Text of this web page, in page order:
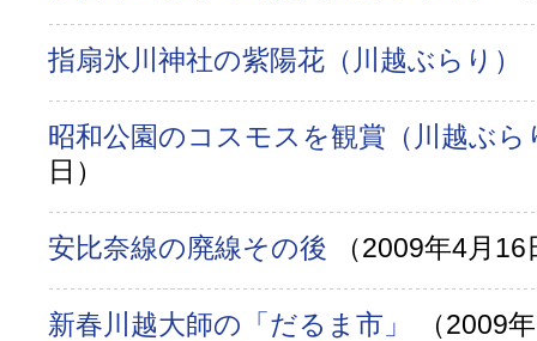
指扇氷川神社の紫陽花（川越ぶらり）
昭和公園のコスモスを観賞（川越ぶ
日）
安比奈線の廃線その後 （2009年4月16
新春川越大師の「だるま市」 （2009